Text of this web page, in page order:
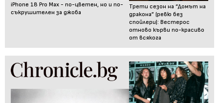
iPhone 18 Pro Max - по-цветен, но и по-
съкрушителен за джоба
Трети сезон на “Домът на
дракона” (ревю без
спойлери): Вестерос
отново кърви по-красиво
от всякога